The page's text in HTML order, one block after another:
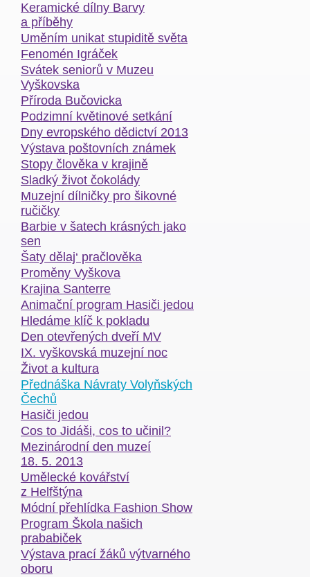
Keramické dílny Barvy
a příběhy
Uměním unikat stupiditě světa
Fenomén Igráček
Svátek seniorů v Muzeu
Vyškovska
Příroda Bučovicka
Podzimní květinové setkání
Dny evropského dědictví 2013
Výstava poštovních známek
Stopy člověka v krajině
Sladký život čokolády
Muzejní dílničky pro šikovné
ručičky
Barbie v šatech krásných jako
sen
Šaty dělaj‘ pračlověka
Proměny Vyškova
Krajina Santerre
Animační program Hasiči jedou
Hledáme klíč k pokladu
Den otevřených dveří MV
IX. vyškovská muzejní noc
Život a kultura
Přednáška Návraty Volyňských
Čechů
Hasiči jedou
Cos to Jidáši, cos to učinil?
Mezinárodní den muzeí
18. 5. 2013
Umělecké kovářství
z Helfštýna
Módní přehlídka Fashion Show
Program Škola našich
prababiček
Výstava prací žáků výtvarného
oboru